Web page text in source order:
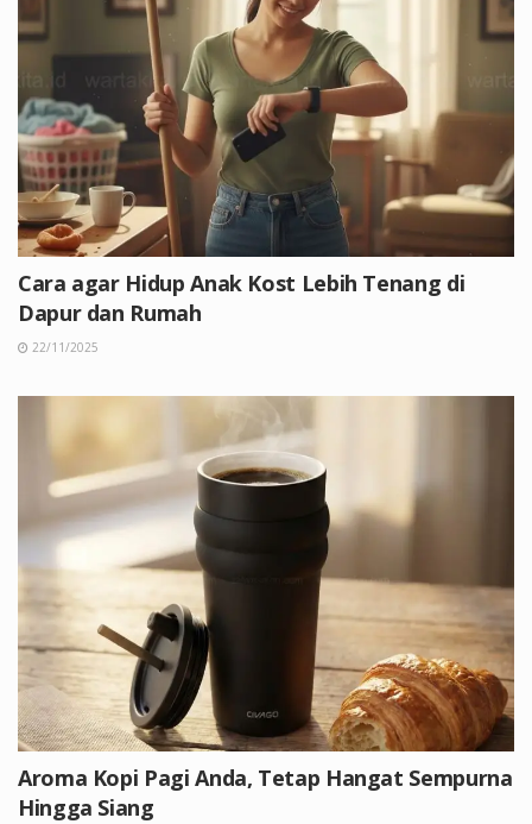
Cara agar Hidup Anak Kost Lebih Tenang di
Dapur dan Rumah
22/11/2025
Aroma Kopi Pagi Anda, Tetap Hangat Sempurna
Hingga Siang